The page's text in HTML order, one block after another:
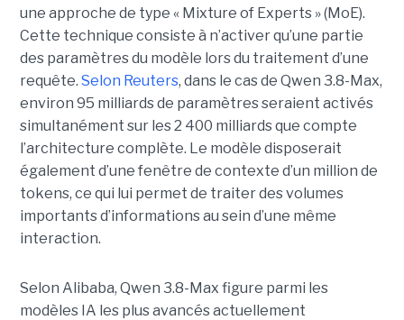
une approche de type « Mixture of Experts » (MoE).
Cette technique consiste à n’activer qu’une partie
des paramètres du modèle lors du traitement d’une
requête. Selon Reuters, dans le cas de Qwen 3.8-Max,
environ 95 milliards de paramètres seraient activés
simultanément sur les 2 400 milliards que compte
l’architecture complète. Le modèle disposerait
également d’une fenêtre de contexte d’un million de
tokens, ce qui lui permet de traiter des volumes
importants d’informations au sein d’une même
interaction.
Selon Alibaba, Qwen 3.8-Max figure parmi les
modèles IA les plus avancés actuellement